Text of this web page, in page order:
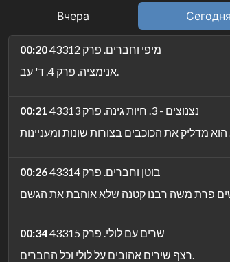
Вчера Сегодня
00:20
מיפי וחברים. פרק 43312
אנימציה. פרק 4. ד' עב.
00:21
נצנוצים - 3. חיות גינה. פרק 43313
00:26
בוטן וחברים. פרק 43314
00:34
שרים עם לולי. פרק 43315
רצף שירים אהובים על לולי וכל החברים.